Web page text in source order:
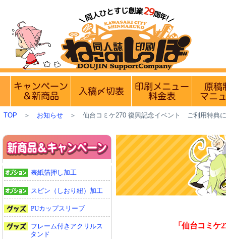
【営業日・休業日のお知らせ】
TOP ＞ お知らせ＞ 仙台コミケ270 復興記念イベント ご利用特典
表紙箔押し加工
スピン（しおり紐）加工
PUカップスリーブ
フレーム付きアクリルス
タンド
「仙台コミケ